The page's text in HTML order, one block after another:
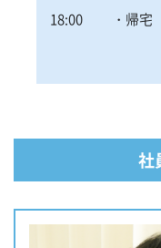
18:00 ・帰宅
社